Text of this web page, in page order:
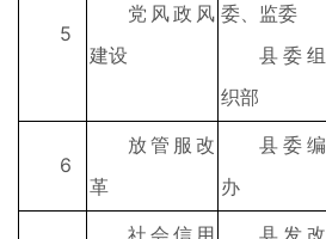
5
党风政风
建设
委、监委
县委组
织部
6
放管服改
革
县委编
办
社会信用
县发改